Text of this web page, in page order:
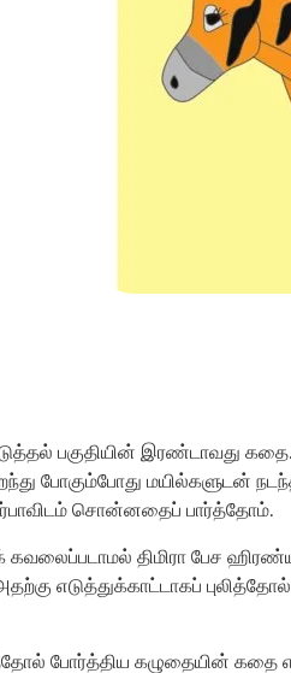
பகுதியின் இரண்டாவது
போகும்போது மயில்களுடன்
சொன்னதைப் பார்த்தோம்.
திமிரா பேச
எடுத்துக்காட்டாகப்
போர்த்திய கழுதையின் கதை